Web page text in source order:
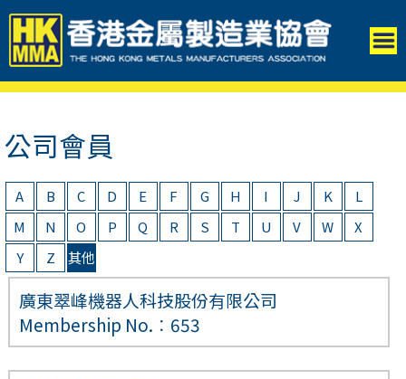
公司會員
A B C D E F G H I J K
L
M
N O P Q R S T U V W
X
Y
Z 其他
廣東翠峰機器人科技股份有限公司
Membership No.︰653